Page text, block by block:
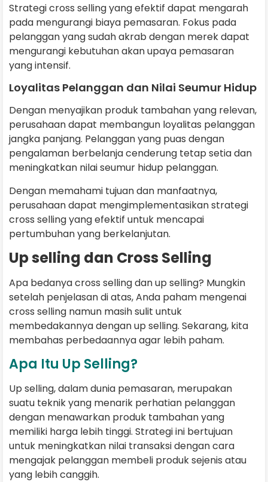
Strategi cross selling yang efektif dapat mengarah
pada mengurangi biaya pemasaran. Fokus pada
pelanggan yang sudah akrab dengan merek dapat
mengurangi kebutuhan akan upaya pemasaran
yang intensif.
Loyalitas Pelanggan dan Nilai Seumur Hidup
Dengan menyajikan produk tambahan yang relevan,
perusahaan dapat membangun loyalitas pelanggan
jangka panjang. Pelanggan yang puas dengan
pengalaman berbelanja cenderung tetap setia dan
meningkatkan nilai seumur hidup pelanggan.
Dengan memahami tujuan dan manfaatnya,
perusahaan dapat mengimplementasikan strategi
cross selling yang efektif untuk mencapai
pertumbuhan yang berkelanjutan.
Up selling dan Cross Selling
Apa bedanya cross selling dan up selling? Mungkin
setelah penjelasan di atas, Anda paham mengenai
cross selling namun masih sulit untuk
membedakannya dengan up selling. Sekarang, kita
membahas perbedaannya agar lebih paham.
Apa Itu Up Selling?
Up selling, dalam dunia pemasaran, merupakan
suatu teknik yang menarik perhatian pelanggan
dengan menawarkan produk tambahan yang
memiliki harga lebih tinggi. Strategi ini bertujuan
untuk meningkatkan nilai transaksi dengan cara
mengajak pelanggan membeli produk sejenis atau
yang lebih canggih.